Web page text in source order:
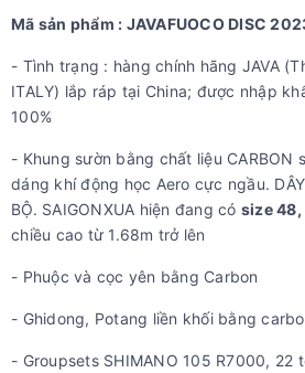
Mã sản phẩm : JAVAFUOCO DISC
- Tình trạng : hàng chính hãng JAVA
ITALY) lắp ráp tại China; được nhập
100%
- Khung sườn bằng chất liệu CARBON
dáng khí động học Aero cực ngầu.
BỘ. SAIGONXUA hiện đang có size 48,
chiều cao từ 1.68m trở lên
- Phuộc và cọc yên bằng Carbon
- Ghidong, Potang liền khối bằng
- Groupsets SHIMANO 105 R7000, 22